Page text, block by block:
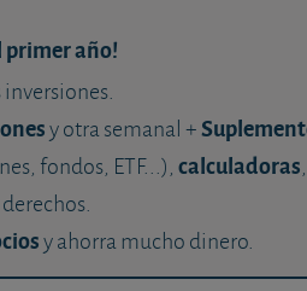
primer año!
y otra semanal +
fondos, ETF...),calculadoras,
y ahorra mucho dinero.